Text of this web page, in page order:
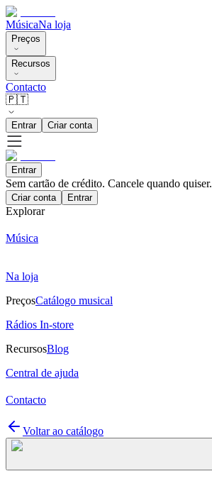
MúsicaNa loja
Preços
Recursos
Contacto
🇵🇹
Entrar Criar conta
Entrar
Sem cartão de crédito. Cancele quando quiser.
Criar conta Entrar
Explorar
Música
Na loja
PreçosCatálogo musical
Rádios In-store
RecursosBlog
Central de ajuda
Contacto
Voltar ao catálogo